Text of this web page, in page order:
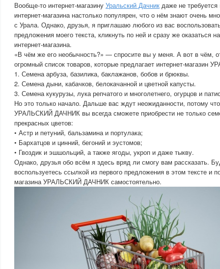
Вообще-то интернет-магазину Уральский Дачник даже не
интернет-магазина настолько популярен, что о нём знают очень
с Урала. Однако, друзья, я приглашаю любого из вас
предложения моего текста, кликнуть по ней и сразу же оказаться
интернет-магазина.
«В чём же его необычность?» — спросите вы у меня. А вот в чём,
огромный список товаров, которые предлагает интернет-
1. Семена арбуза, базилика, баклажанов, бобов и брюквы.
2. Семена дыни, кабачков, белокачанной и цветной капусты.
3. Семена кукурузы, лука репчатого и многолетнего, огурцов и
Но это только начало. Дальше вас ждут неожиданности, потому
УРАЛЬСКИЙ ДАЧНИК вы всегда сможете приобрести не только
прекрасных цветов:
• Астр и петуний, бальзамина и портулака;
• Бархатцов и цинний, бегоний и эустомов;
• Гвоздик и эшшольций, а также ягоды, укроп и даже тыкву.
Однако, друзья обо всём я здесь вряд ли смогу вам рассказать.
воспользуетесь ссылкой из первого предложения в этом тексте и
магазина УРАЛЬСКИЙ ДАЧНИК самостоятельно.